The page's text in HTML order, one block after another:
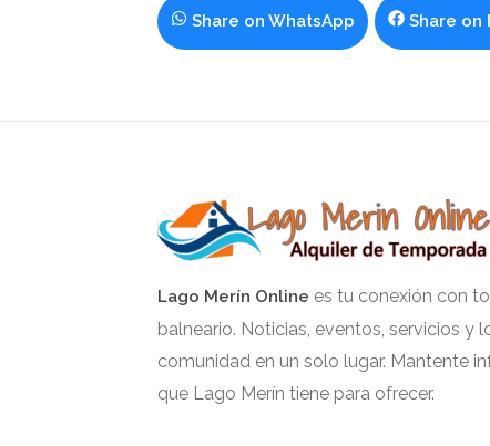
Share on WhatsApp Share on
Lago Merín Online es tu conexión con
balneario. Noticias, eventos, servicios y
comunidad en un solo lugar. Mantente
que Lago Merín tiene para ofrecer.